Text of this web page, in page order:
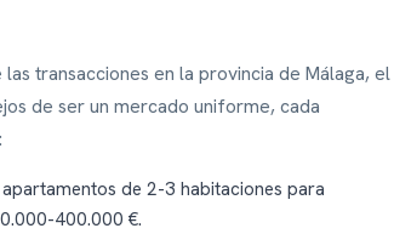
transacciones en la provincia de Málaga, el
de ser un mercado uniforme, cada
de 2-3 habitaciones para
400.000 €.